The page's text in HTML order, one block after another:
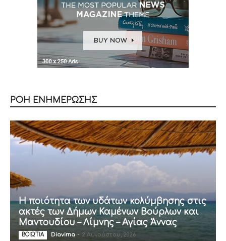
ΡΟΗ ΕΝΗΜΕΡΩΣΗΣ
Η ποιότητα των υδάτων κολύμβησης στις
ακτές των Δήμων Καμένων Βούρλων και
Μαντουδίου – Λίμνης – Αγίας Άννας
ΒΟΙΩΤΙΑ Diavima - 2 Αυγούστου, 2026